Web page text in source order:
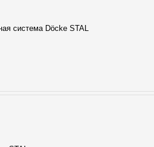
система Döcke STAL